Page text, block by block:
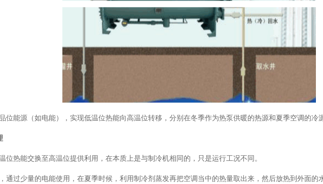
能源（如电能），实现低温位热能向高温位转移，分别在冬季作为热泵供暖的热源和夏季空调的冷源
热能交换至高温位提供利用，在本质上是与制冷机相同的，只是运行工况不同。
过少量的电能使用，在夏季时候，利用制冷剂蒸发再把空调当中的热量取出来，然后放热到外面的